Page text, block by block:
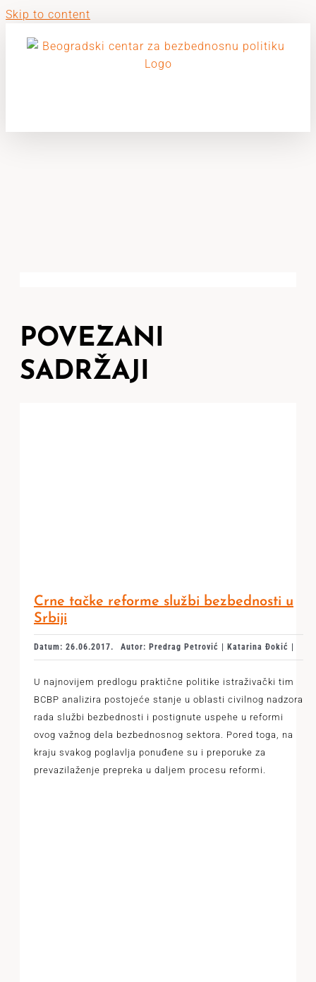
Skip to content
POVEZANI
SADRŽAJI
Crne tačke reforme službi bezbednosti u
Srbiji
Datum: 26.06.2017. Autor: Predrag Petrović | Katarina Đokić |
U najnovijem predlogu praktične politike istraživački tim
BCBP analizira postojeće stanje u oblasti civilnog nadzora
rada službi bezbednosti i postignute uspehe u reformi
ovog važnog dela bezbednosnog sektora. Pored toga, na
kraju svakog poglavlja ponuđene su i preporuke za
prevazilaženje prepreka u daljem procesu reformi.